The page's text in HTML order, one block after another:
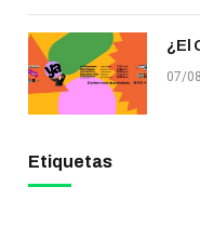
¿El
07/
Etiquetas